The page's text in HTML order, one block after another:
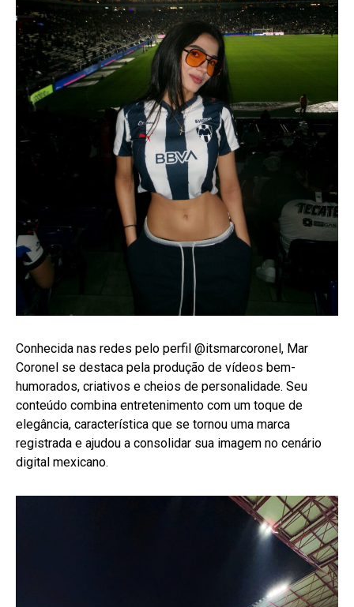
Conhecida nas redes pelo perfil @itsmarcoronel, Mar
Coronel se destaca pela produção de vídeos bem-
humorados, criativos e cheios de personalidade. Seu
conteúdo combina entretenimento com um toque de
elegância, característica que se tornou uma marca
registrada e ajudou a consolidar sua imagem no cenário
digital mexicano.
Flipboard
Reddit
Pinterest
Whatsapp
Email